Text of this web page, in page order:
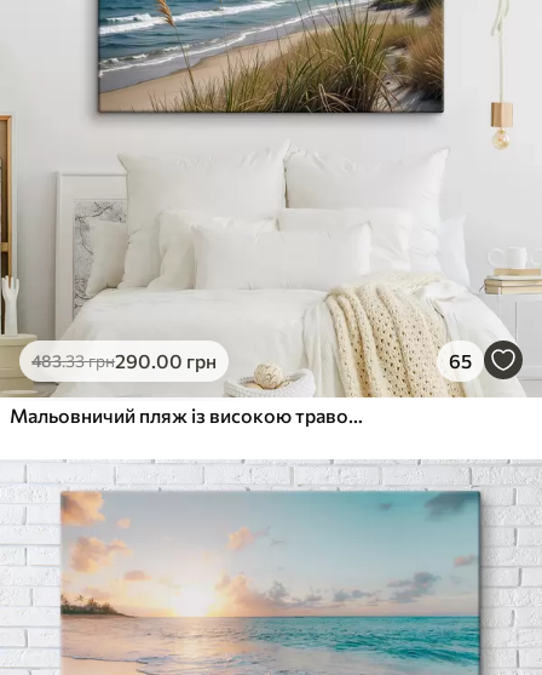
483.33грн290.00 грн 65
Мальовничий пляж із високою травою, що гойдається на вітрі, з видом на океан із розбіжними хвилями та хмарним небом